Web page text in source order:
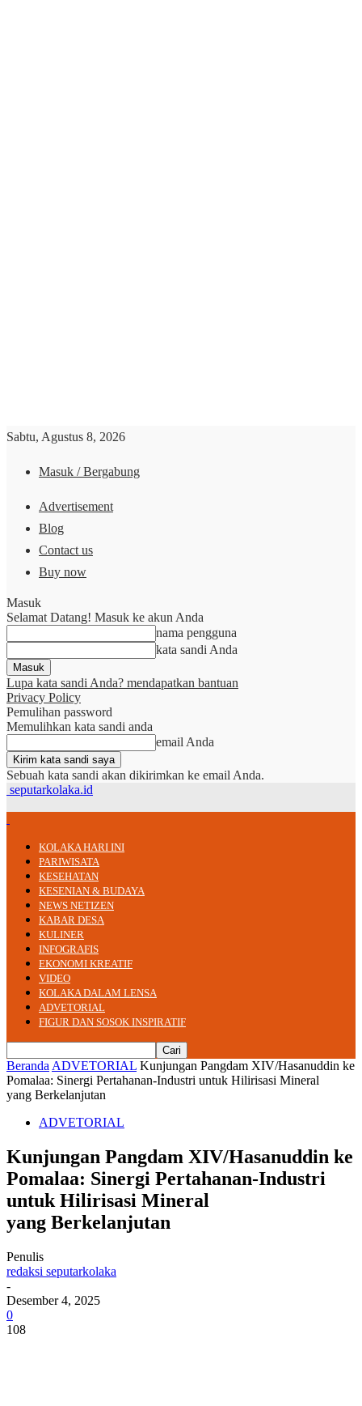
Sabtu, Agustus 8, 2026
Masuk / Bergabung
Advertisement
Blog
Contact us
Buy now
Masuk
Selamat Datang! Masuk ke akun Anda
nama pengguna
kata sandi Anda
Lupa kata sandi Anda? mendapatkan bantuan
Privacy Policy
Pemulihan password
Memulihkan kata sandi anda
email Anda
Sebuah kata sandi akan dikirimkan ke email Anda.
seputarkolaka.id
KOLAKA HARI INI
PARIWISATA
KESEHATAN
KESENIAN & BUDAYA
NEWS NETIZEN
KABAR DESA
KULINER
INFOGRAFIS
EKONOMI KREATIF
VIDEO
KOLAKA DALAM LENSA
ADVETORIAL
FIGUR DAN SOSOK INSPIRATIF
Beranda ADVETORIAL Kunjungan Pangdam XIV/Hasanuddin ke
Pomalaa: Sinergi Pertahanan-Industri untuk Hilirisasi Mineral
yang Berkelanjutan
ADVETORIAL
Kunjungan Pangdam XIV/Hasanuddin ke
Pomalaa: Sinergi Pertahanan-Industri
untuk Hilirisasi Mineral
yang Berkelanjutan
Penulis
redaksi seputarkolaka
-
Desember 4, 2025
0
108